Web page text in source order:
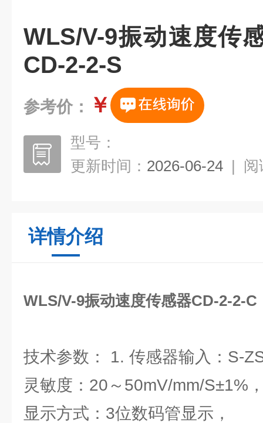
WLS/V-9振动速度传
CD-2-2-S
参考价： ￥
型号：
更新时间： 2026-06-24 | 阅
详情介绍
WLS/V-9振动速度传感器CD-2-2-C
技术参数： 1. 传感器输入：S-
灵敏度：20～50mV/mm/S±1%
显示方式：3位数码管显示，